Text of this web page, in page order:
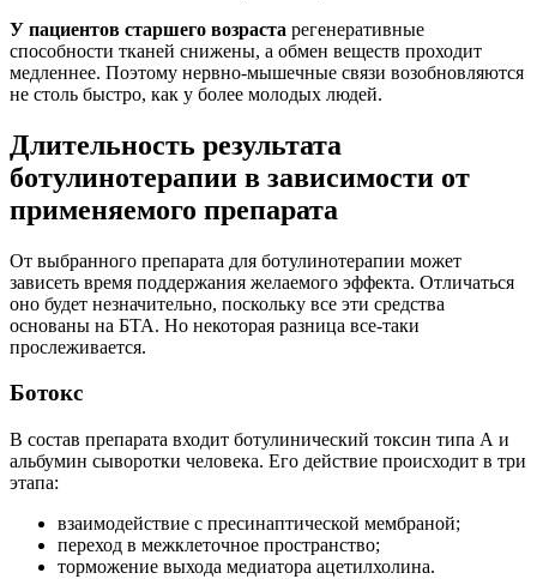
У пациентов старшего возраста регенеративные
способности тканей снижены, а обмен веществ проходит
медленнее. Поэтому нервно-мышечные связи возобновляются
не столь быстро, как у более молодых людей.
Длительность результата
ботулинотерапии в зависимости от
применяемого препарата
От выбранного препарата для ботулинотерапии может
зависеть время поддержания желаемого эффекта. Отличаться
оно будет незначительно, поскольку все эти средства
основаны на БТА. Но некоторая разница все-таки
прослеживается.
Ботокс
В состав препарата входит ботулинический токсин типа А и
альбумин сыворотки человека. Его действие происходит в три
этапа:
взаимодействие с пресинаптической мембраной;
переход в межклеточное пространство;
торможение выхода медиатора ацетилхолина.